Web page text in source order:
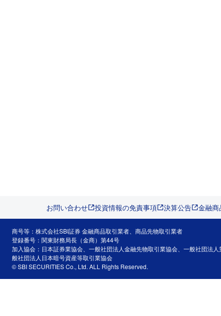
お問い合わせ 投資情報の免責事項 決算公告 金融
商号等：株式会社SBI証券 金融商品取引業者、商品先物取引業者
登録番号：関東財務局長（金商）第44号
加入協会：日本証券業協会、一般社団法人金融先物取引業協会、一般社団法
般社団法人日本暗号資産等取引業協会
© SBI SECURITIES Co., Ltd. ALL Rights Reserved.